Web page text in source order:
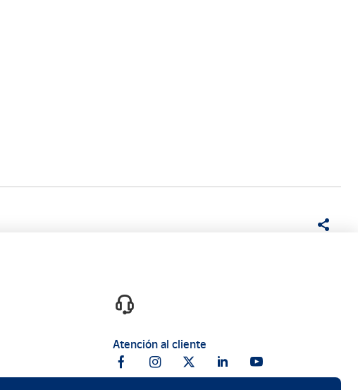
Atención al cliente